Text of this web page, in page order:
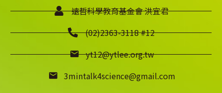
遠哲科學教育基金會 洪宜君
(02)2363-3118 #12
yt12@ytlee.org.tw
3mintalk4science@gmail.com